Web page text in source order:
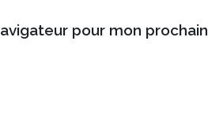
pour mon prochain